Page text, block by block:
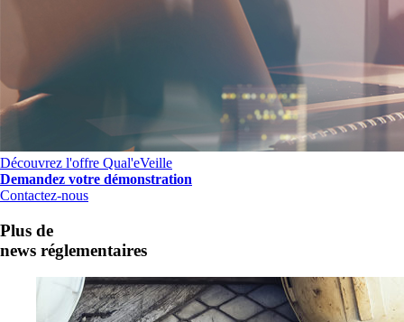
Découvrez l'offre Qual'eVeille
Demandez votre démonstration
Contactez-nous
Plus de
news réglementaires